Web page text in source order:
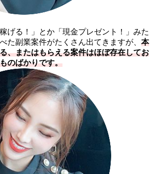
げる！」とか「現金プレゼント！」みた
た副業案件がたくさん出てきますが、 本
、またはもらえる案件はほぼ存在してお
のばかりです。